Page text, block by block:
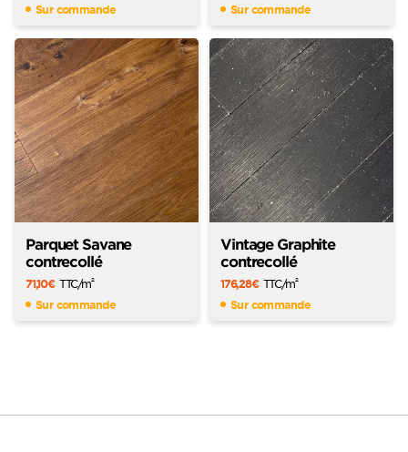
Sur commande Sur commande
Parquet Savane
contrecollé
71,10€ TTC/m2
Sur commande
Vintage Graphite
contrecollé
176,28€ TTC/m2
Sur commande